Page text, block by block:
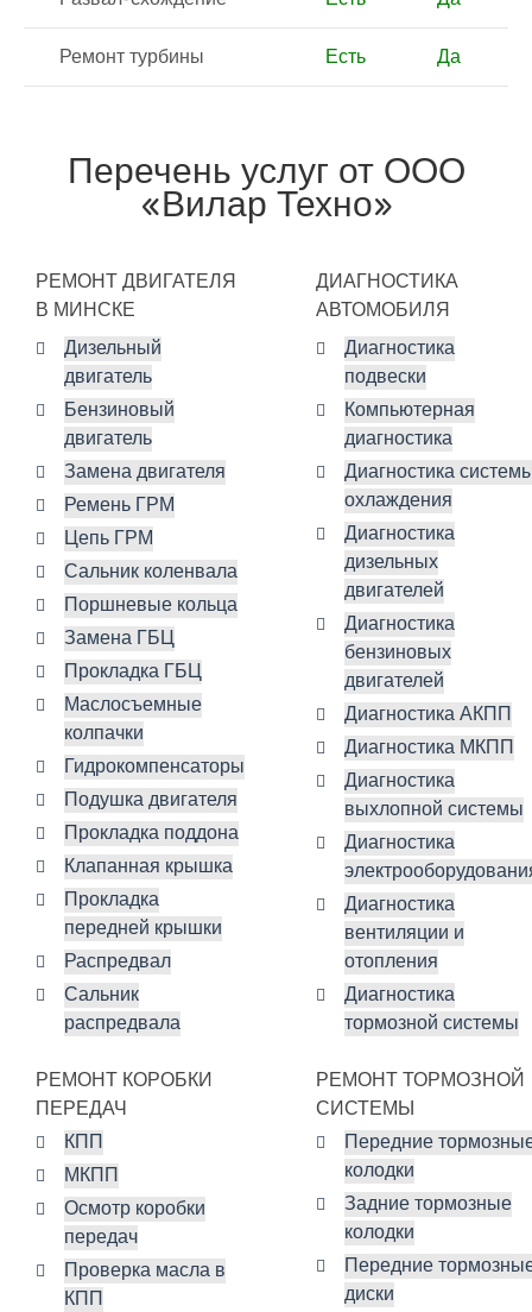
Ремонт турбины Есть Да
Перечень услуг от ООО
«Вилар Техно»
РЕМОНТ ДВИГАТЕЛЯ
В МИНСКЕ
Дизельный
двигатель
Бензиновый
двигатель
Замена двигателя
Ремень ГРМ
Цепь ГРМ
Сальник коленвала
Поршневые кольца
Замена ГБЦ
Прокладка ГБЦ
Маслосъемные
колпачки
Гидрокомпенсаторы
Подушка двигателя
Прокладка поддона
Клапанная крышка
Прокладка
передней крышки
Распредвал
Сальник
распредвала
РЕМОНТ КОРОБКИ
ПЕРЕДАЧ
КПП
МКПП
Осмотр коробки
передач
Проверка масла в
КПП
ДИАГНОСТИКА
АВТОМОБИЛЯ
Диагностика
подвески
Компьютерная
диагностика
Диагностика
охлаждения
Диагностика
дизельных
двигателей
Диагностика
бензиновых
двигателей
Диагностика АКПП
Диагностика МКПП
Диагностика
выхлопной системы
Диагностика
Диагностика
вентиляции и
отопления
Диагностика
тормозной системы
РЕМОНТ ТОРМОЗНОЙ
СИСТЕМЫ
Передние
колодки
Задние тормозные
колодки
Передние
диски